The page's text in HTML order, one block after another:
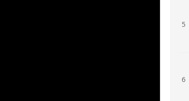
5
6